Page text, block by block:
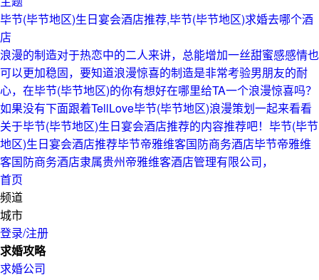
毕节(毕节地区)生日宴会酒店推荐,毕节(毕节地区)求婚去哪个酒
店
浪漫的制造对于热恋中的二人来讲，总能增加一丝甜蜜感感情也
可以更加稳固，要知道浪漫惊喜的制造是非常考验男朋友的耐
心，在毕节(毕节地区)的你有想好在哪里给TA一个浪漫惊喜吗？
如果没有下面跟着TellLove毕节(毕节地区)浪漫策划一起来看看
关于毕节(毕节地区)生日宴会酒店推荐的内容推荐吧！毕节(毕节
地区)生日宴会酒店推荐毕节帝雅维客国防商务酒店毕节帝雅维
客国防商务酒店隶属贵州帝雅维客酒店管理有限公司，
首页
频道
城市
登录/注册
求婚攻略
求婚公司